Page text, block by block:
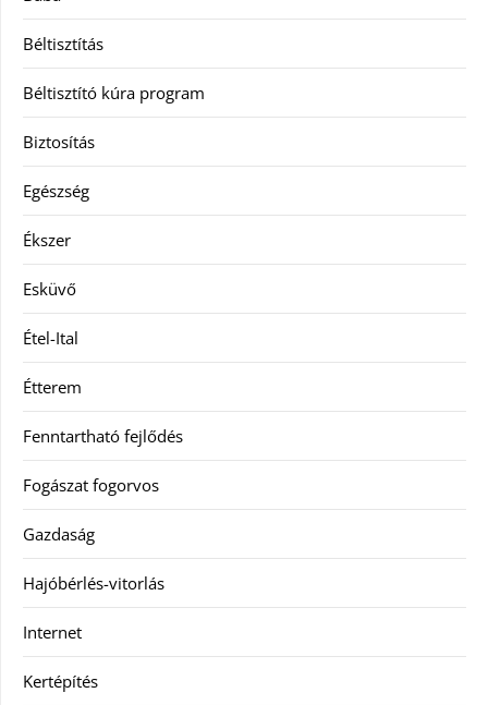
Béltisztítás
Béltisztító kúra program
Biztosítás
Egészség
Ékszer
Esküvő
Étel-Ital
Étterem
Fenntartható fejlődés
Fogászat fogorvos
Gazdaság
Hajóbérlés-vitorlás
Internet
Kertépítés